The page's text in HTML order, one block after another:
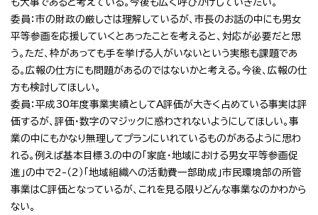
も大事であると考えている。今後も広く呼びかけしていきたい。
委員：市の財政の厳しさは理解しているが、市長のお話の中にも男女
平等参画を応援していくとあったことを考えると、対応が必要だと思
う。ただ、枠があっても手を挙げる人がいないという実態も課題であ
る。広報の仕方にも問題があるのではないかと考える。今後、広報の仕
方も検討してほしい。
委員：平成30年度事業実績としてA評価が大きく占めている事実は評
価するが、評価・数字のマジックに惑わされないようにしてほしい。事
業の中にもかなり無理してプランにいれているものがあるように思わ
れる。例えば基本目標3.の中の「家庭・地域における男女平等参画促
進」の中で2-（2）「地域組織への活動費一部助成」市民環境部の所管
事業はC評価となっているが、これを見る限りどんな事業なのかわから
ない。